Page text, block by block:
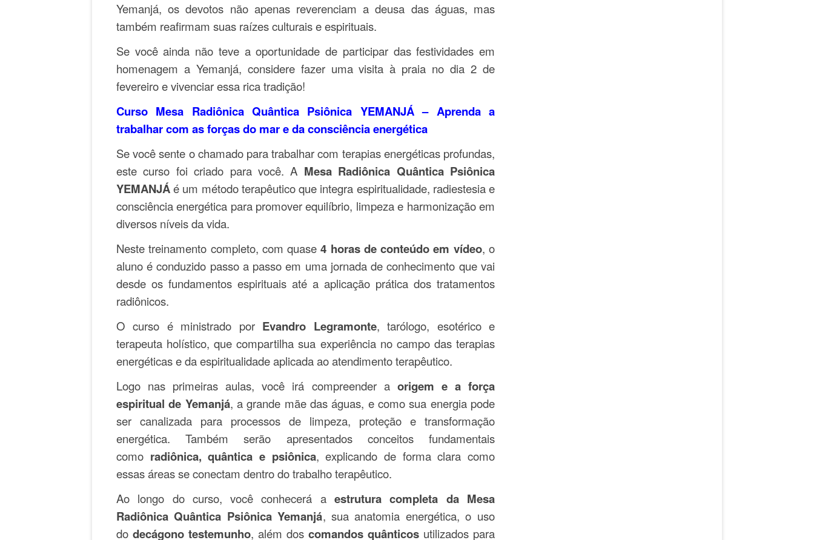
Yemanjá, os devotos não apenas reverenciam a deusa das águas, mas
também reafirmam suas raízes culturais e espirituais.
Se você ainda não teve a oportunidade de participar das festividades em
homenagem a Yemanjá, considere fazer uma visita à praia no dia 2 de
fevereiro e vivenciar essa rica tradição!
Curso Mesa Radiônica Quântica Psiônica YEMANJÁ – Aprenda a
trabalhar com as forças do mar e da consciência energética
Se você sente o chamado para trabalhar com terapias energéticas profundas,
este curso foi criado para você. A Mesa Radiônica Quântica Psiônica
YEMANJÁé um método terapêutico que integra espiritualidade, radiestesia e
consciência energética para promover equilíbrio, limpeza e harmonização em
diversos níveis da vida.
Neste treinamento completo, com quase4 horas de conteúdo em vídeo, o
aluno é conduzido passo a passo em uma jornada de conhecimento que vai
desde os fundamentos espirituais até a aplicação prática dos tratamentos
radiônicos.
O curso é ministrado por Evandro Legramonte, tarólogo, esotérico e
terapeuta holístico, que compartilha sua experiência no campo das terapias
energéticas e da espiritualidade aplicada ao atendimento terapêutico.
Logo nas primeiras aulas, você irá compreender a origem e a força
espiritual de Yemanjá, a grande mãe das águas, e como sua energia pode
ser canalizada para processos de limpeza, proteção e transformação
energética. Também serão apresentados conceitos fundamentais
como radiônica, quântica e psiônica, explicando de forma clara como
essas áreas se conectam dentro do trabalho terapêutico.
Ao longo do curso, você conhecerá aestrutura completa da Mesa
Radiônica Quântica Psiônica Yemanjá, sua anatomia energética, o uso
do decágono testemunho, além dos comandos quânticos utilizados para